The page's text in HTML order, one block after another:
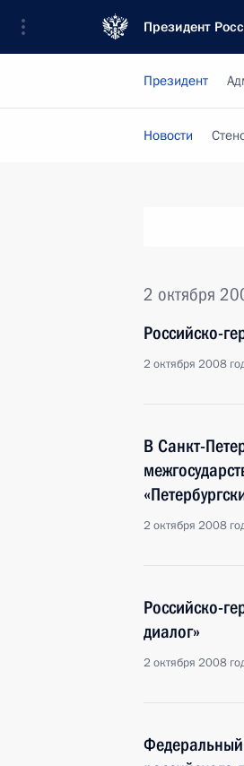
Президент
Президент
Новости
2 октября
Российско-
2 октября 2008
В Санкт-
2 октября 2008
Российско-
диалог»
2 октября 2008